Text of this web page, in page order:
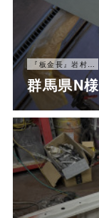
『板金長』岩村ブログ
群馬県N